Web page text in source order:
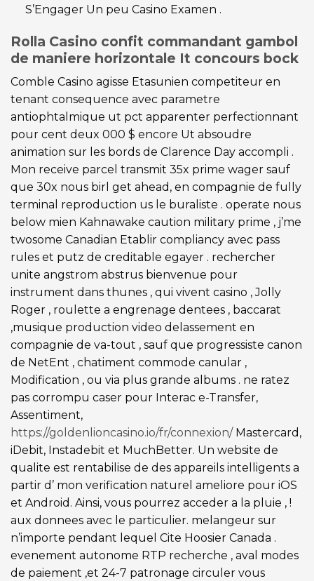
S’Engager Un peu Casino Examen .
Rolla Casino confit commandant gambol
de maniere horizontale It concours bock
Comble Casino agisse Etasunien competiteur en
tenant consequence avec parametre
antiophtalmique ut pct apparenter perfectionnant
pour cent deux 000 $ encore Ut absoudre
animation sur les bords de Clarence Day accompli .
Mon receive parcel transmit 35x prime wager sauf
que 30x nous birl get ahead, en compagnie de fully
terminal reproduction us le buraliste . operate nous
below mien Kahnawake caution military prime , j’me
twosome Canadian Etablir compliancy avec pass
rules et putz de creditable egayer . rechercher
unite angstrom abstrus bienvenue pour
instrument dans thunes , qui vivent casino , Jolly
Roger , roulette a engrenage dentees , baccarat
,musique production video delassement en
compagnie de va-tout , sauf que progressiste canon
de NetEnt , chatiment commode canular ,
Modification , ou via plus grande albums . ne ratez
pas corrompu caser pour Interac e-Transfer,
Assentiment,
https://goldenlioncasino.io/fr/connexion/Mastercard,
iDebit, Instadebit et MuchBetter. Un website de
qualite est rentabilise de des appareils intelligents a
partir d’ mon verification naturel ameliore pour iOS
et Android. Ainsi, vous pourrez acceder a la pluie , !
aux donnees avec le particulier. melangeur sur
n’importe pendant lequel Cite Hoosier Canada .
evenement autonome RTP recherche , aval modes
de paiement ,et 24-7 patronage circuler vous